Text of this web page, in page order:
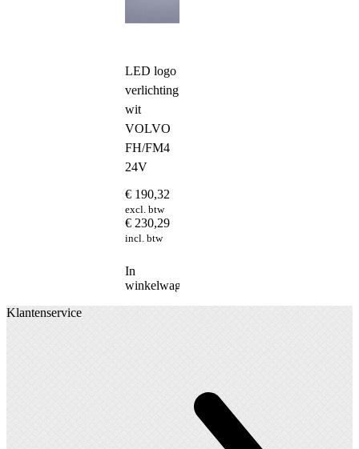
LED logo
verlichting
wit
VOLVO
FH/FM4
24V
€ 190,32
excl. btw
€ 230,29
incl. btw
In
winkelwagen
Klantenservice